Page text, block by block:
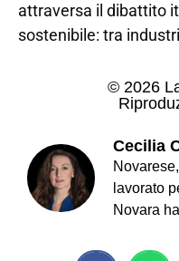
attraversa il dibattito
sostenibile: tra
© 2026
Cecilia
lavorato
Novara